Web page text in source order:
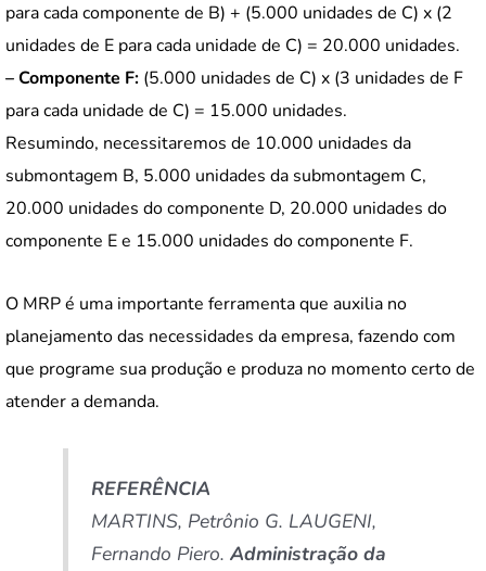
para cada componente de B) + (5.000 unidades de C) x (2
unidades de E para cada unidade de C) = 20.000 unidades.
– Componente F: (5.000 unidades de C) x (3 unidades de F
para cada unidade de C) = 15.000 unidades.
Resumindo, necessitaremos de 10.000 unidades da
submontagem B, 5.000 unidades da submontagem C,
20.000 unidades do componente D, 20.000 unidades do
componente E e 15.000 unidades do componente F.
O MRP é uma importante ferramenta que auxilia no
planejamento das necessidades da empresa, fazendo com
que programe sua produção e produza no momento certo de
atender a demanda.
REFERÊNCIA
MARTINS, Petrônio G. LAUGENI,
Fernando Piero. Administração da